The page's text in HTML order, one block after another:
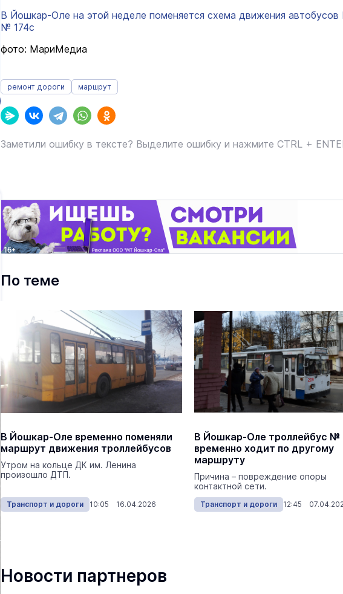
В Йошкар-Оле на этой неделе поменяется схема движения
№ 174с
фото: МариМедиа
ремонт дороги маршрут
Заметили ошибку в тексте? Выделите ошибку и нажмите CTRL +
По теме
В Йошкар-Оле временно поменяли
маршрут движения троллейбусов
Утром на кольце ДК им. Ленина
произошло ДТП.
Транспорт и дороги 10:05 16.04.2026
В Йошкар-Оле троллейбус №
временно ходит по другому
маршруту
Причина – повреждение опоры
контактной сети.
Транспорт и дороги 12:45
Новости партнеров